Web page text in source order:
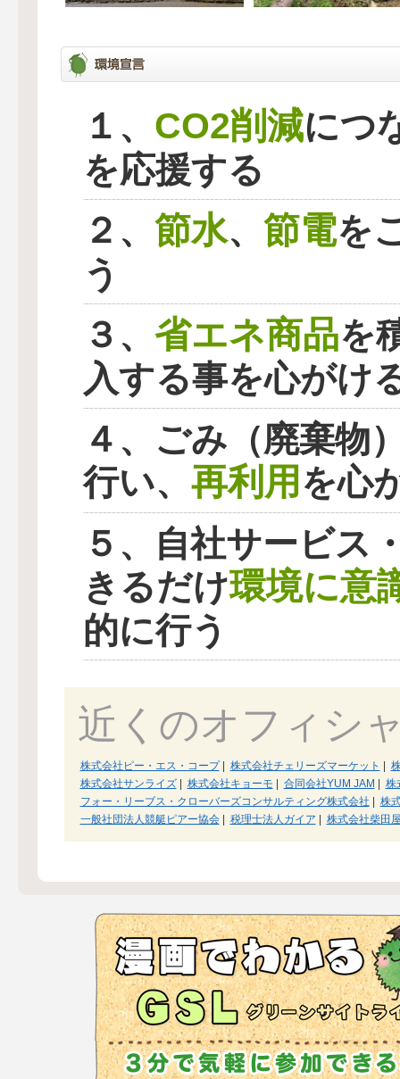
１、 CO2削減につ
を応援する
２、 節水、 節電を
う
３、 省エネ商品を
入する事を心がけ
４、ごみ（廃棄物
行い、 再利用 を心
５、自社サービス
きるだけ環境に意
的に行う
近くのオフィシ
株式会社ピー・エス・コープ| 株式会社チェリーズマーケット |
株式会社サンライズ| 株式会社キョーモ | 合同会社YUM JAM | 株
フォー・リーブス・クローバーズコンサルティング株式会社 | 株
一般社団法人競艇ピアー協会| 税理士法人ガイア | 株式会社柴田